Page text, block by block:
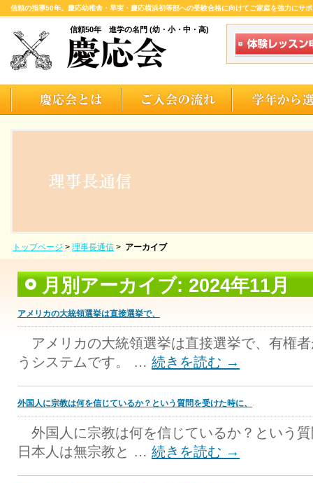
信頼の指導50年。慶応幼稚舎・早実・慶応横浜初等部への受験合格に向けてご家庭を強力にサ
信頼50年 進学の名門 (幼・小・中・高)
トップページ > 理事長通信 > アーカイブ
月別アーカイブ: 2024年11月
アメリカの大統領選挙は直接選挙で、
アメリカの大統領選挙は直接選挙で、有権
うシステムです。 … 続きを読む →
外国人に宗教は何を信じているか？という質問を受けた時に、
外国人に宗教は何を信じているか？という
日本人は無宗教と … 続きを読む →